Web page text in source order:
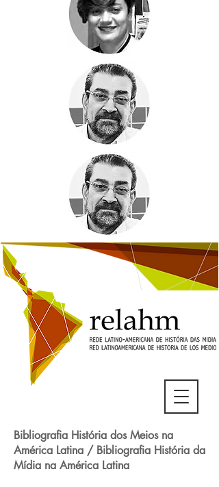
Bibliografia História dos Meios na
América Latina / Bibliografia História da
Mídia na América Latina